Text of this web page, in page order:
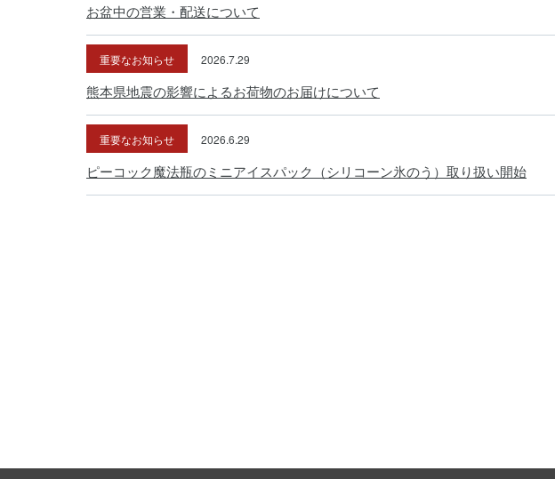
お盆中の営業・配送について
重要なお知らせ 2026.7.29
熊本県地震の影響によるお荷物のお届けについて
重要なお知らせ 2026.6.29
ピーコック魔法瓶のミニアイスパック（シリコーン氷のう）取り扱い開始